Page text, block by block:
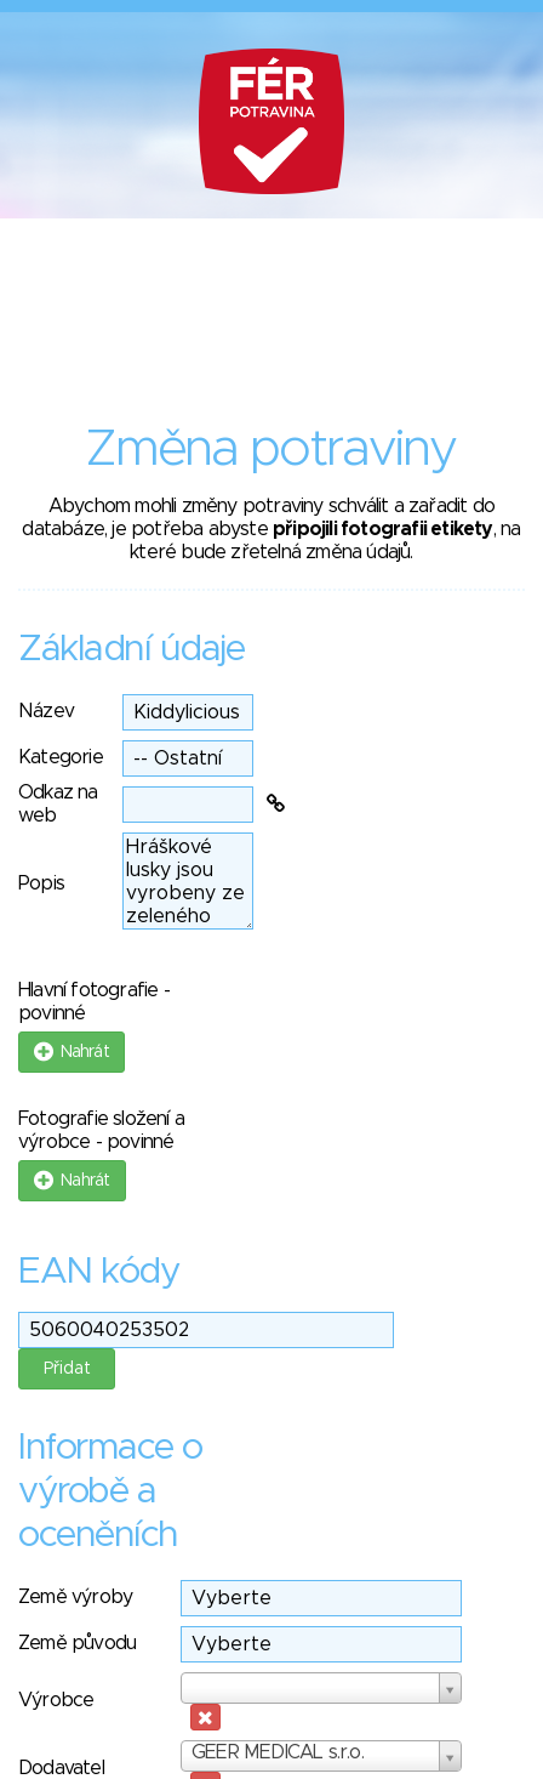
Změna potraviny
Abychom mohli změny potraviny schválit a zařadit do
databáze, je potřeba abyste připojili fotografii etikety, na
které bude zřetelná změna údajů.
Základní údaje
Název
Kategorie
Odkaz na
web
Popis
Hlavní fotografie -
povinné
Nahrát
Fotografie složení a
výrobce - povinné
Nahrát
EAN kódy
Informace o
výrobě a
oceněních
Země výroby
Země původu
Výrobce
Dodavatel
GEER MEDICAL s.r.o.
Dodavatel